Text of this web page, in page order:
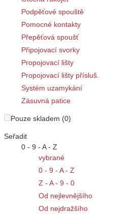
Podpěťové spouště
Pomocné kontakty
Přepěťová spoušť
Připojovací svorky
Propojovací lišty
Propojovací lišty přísluš.
Systém uzamykání
Zásuvná patice
Pouze skladem (0)
Seřadit
0 - 9 - A - Z
vybrané
0 - 9 - A - Z
Z - A - 9 - 0
Od nejlevnějšího
Od nejdražšího